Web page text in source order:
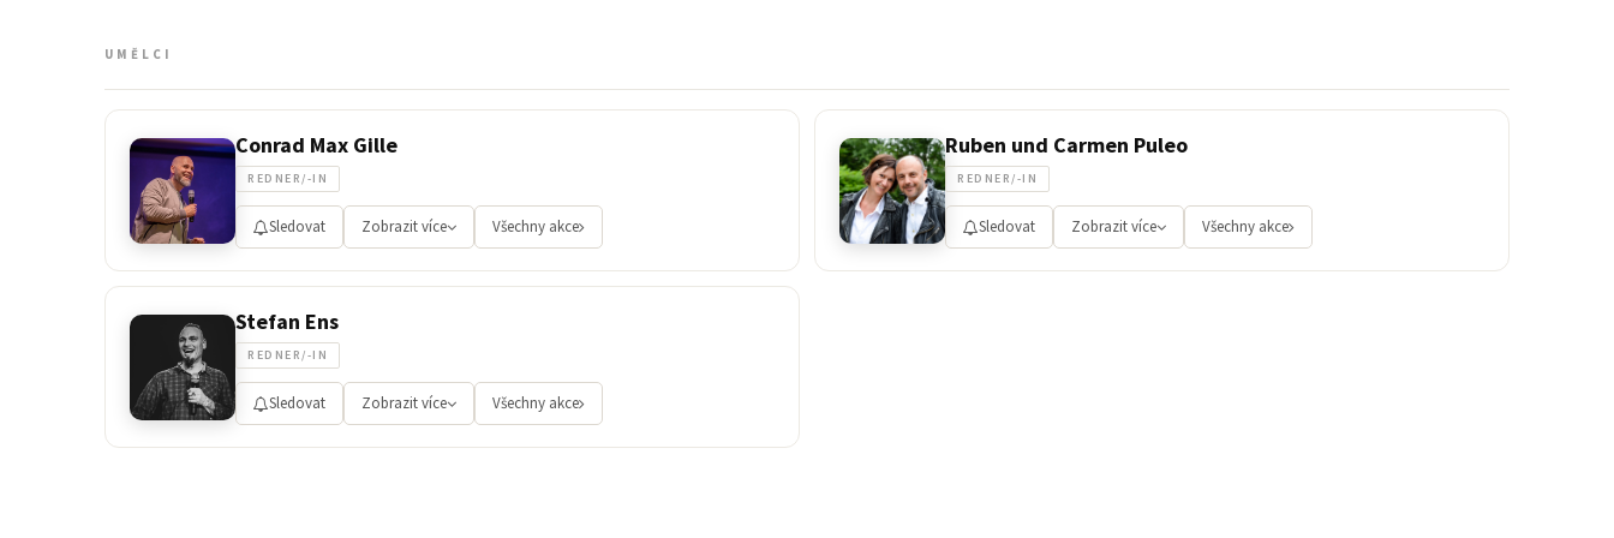
UMĚLCI
Conrad Max Gille
REDNER/-IN
Sledovat Zobrazit více Všechny akce
Ruben und Carmen Puleo
REDNER/-IN
Sledovat Zobrazit více Všechny akce
Stefan Ens
REDNER/-IN
Sledovat Zobrazit více Všechny akce